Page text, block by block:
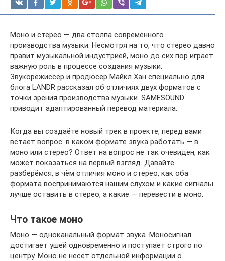
Моно и стерео — два столпа современного
производства музыки. Несмотря на то, что стерео давно
правит музыкальной индустрией, моно до сих пор играет
важную роль в процессе создания музыки.
Звукорежиссёр и продюсер Майкл Хан специально для
блога LANDR рассказал об отличиях двух форматов с
точки зрения производства музыки. SAMESOUND
приводит адаптированный перевод материала.
Когда вы создаёте новый трек в проекте, перед вами
встаёт вопрос: в каком формате звука работать — в
моно или стерео? Ответ на вопрос не так очевиден, как
может показаться на первый взгляд. Давайте
разберёмся, в чём отличия моно и стерео, как оба
формата воспринимаются нашим слухом и какие сигналы
лучше оставить в стерео, а какие — перевести в моно.
Что такое моно
Моно — одноканальный формат звука. Моносигнал
достигает ушей одновременно и поступает строго по
центру. Моно не несёт отдельной информации о